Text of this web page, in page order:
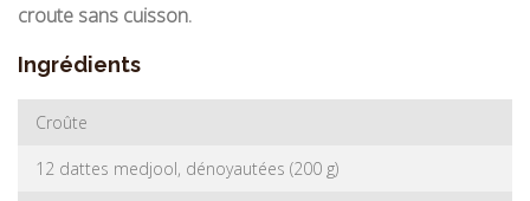
croute sans cuisson.
Ingrédients
Croûte
12 dattes medjool, dénoyautées (200 g)